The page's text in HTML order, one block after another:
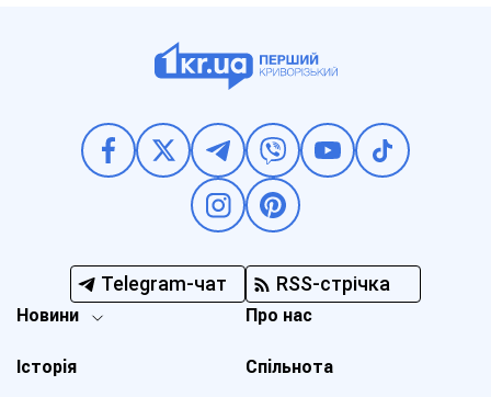
Telegram-чат RSS-стрічка
Новини
Історія
Про нас
Спільнота